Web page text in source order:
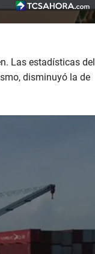
Las estadísticas del
disminuyó la de